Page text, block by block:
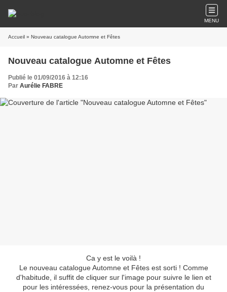
MENU
Accueil » Nouveau catalogue Automne et Fêtes
Nouveau catalogue Automne et Fêtes
Publié le 01/09/2016 à 12:16
Par Aurélie FABRE
Ca y est le voilà !
Le nouveau catalogue Automne et Fêtes est sorti ! Comme
d'habitude, il suffit de cliquer sur l'image pour suivre le lien et
pour les intéressées, renez-vous pour la présentation du